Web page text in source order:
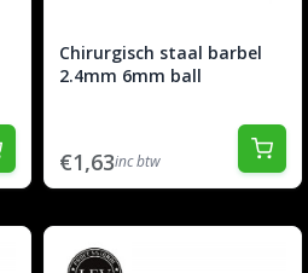
Chirurgisch staal barbel
2.4mm 6mm ball
€1,63inc btw